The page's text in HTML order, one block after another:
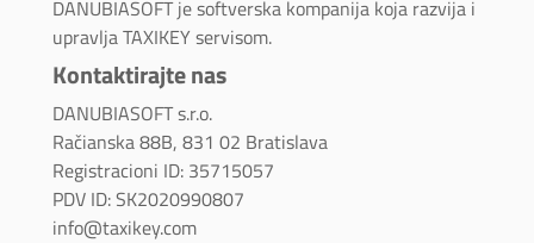
DANUBIASOFT je softverska kompanija koja razvija i
upravlja TAXIKEY servisom.
Kontaktirajte nas
DANUBIASOFT s.r.o.
Račianska 88B, 831 02 Bratislava
Registracioni ID: 35715057
PDV ID: SK2020990807
info@taxikey.com